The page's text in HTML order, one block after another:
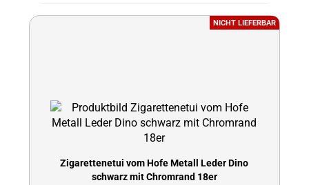
NICHT LIEFERBAR
Zigarettenetui vom Hofe Metall Leder Dino
schwarz mit Chromrand 18er